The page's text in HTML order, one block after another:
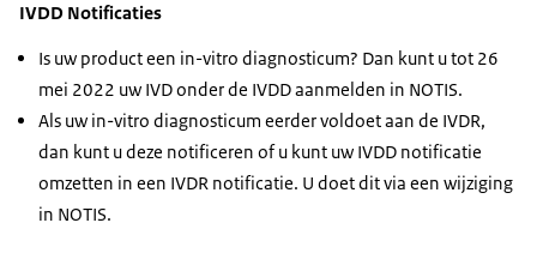
IVDD Notificaties
Is uw product een in-vitro diagnosticum? Dan kunt u tot 26
mei 2022 uw IVD onder de IVDD aanmelden in NOTIS.
Als uw in-vitro diagnosticum eerder voldoet aan de IVDR,
dan kunt u deze notificeren of u kunt uw IVDD notificatie
omzetten in een IVDR notificatie. U doet dit via een wijziging
in NOTIS.